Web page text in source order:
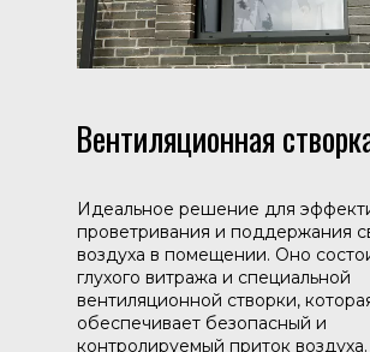
Идеальное решение для
проветривания и поддержания
воздуха в помещении. Оно
глухого витража и специальной
вентиляционной створки,
обеспечивает безопасный и
контролируемый приток воздуха.
Вентиляционная